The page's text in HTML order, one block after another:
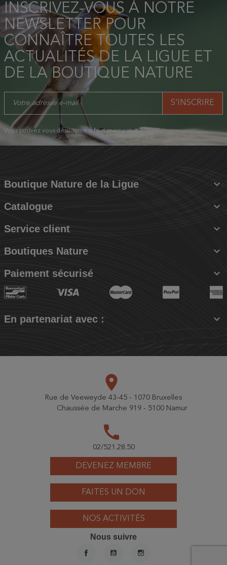
INSCRIVEZ-VOUS À NOTRE
NEWSLETTER POUR
CONNAÎTRE TOUTES LES
ACTUALITÉS DE LA LIGUE ET
DE LA BOUTIQUE NATURE
Vous pouvez vous désinscrire à tout moment.
Boutique Nature de la Ligue 
Catalogue 
Service client 
Boutiques Nature 
Paiement sécurisé 
En partenariat avec : 
DEVENEZ MEMBRE
FAITES UN DON
NOS ACTIVITÉS
place
Rue de Veeweyde 43-45 - 1070 Bruxelles
Chaussée de Marche 919 - 5100 Namur
call
02/521.28.50
Nous suivre